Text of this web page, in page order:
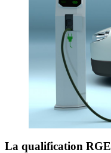
La qualification RGE